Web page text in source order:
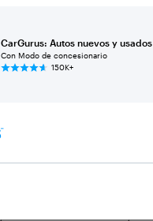
CarGurus: Autos nuevos y usados
Con Modo de concesionario
150K+